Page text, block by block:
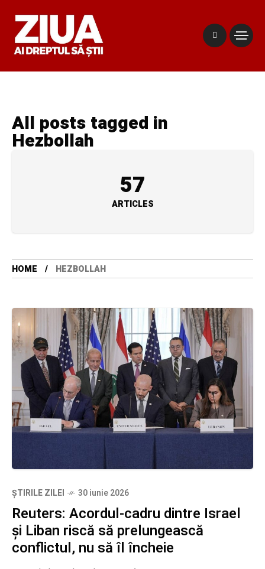
All posts tagged in
Hezbollah
57
ARTICLES
HOME HEZBOLLAH
ȘTIRILE ZILEI 30 iunie 2026
Reuters: Acordul-cadru dintre Israel
și Liban riscă să prelungească
conflictul, nu să îl încheie